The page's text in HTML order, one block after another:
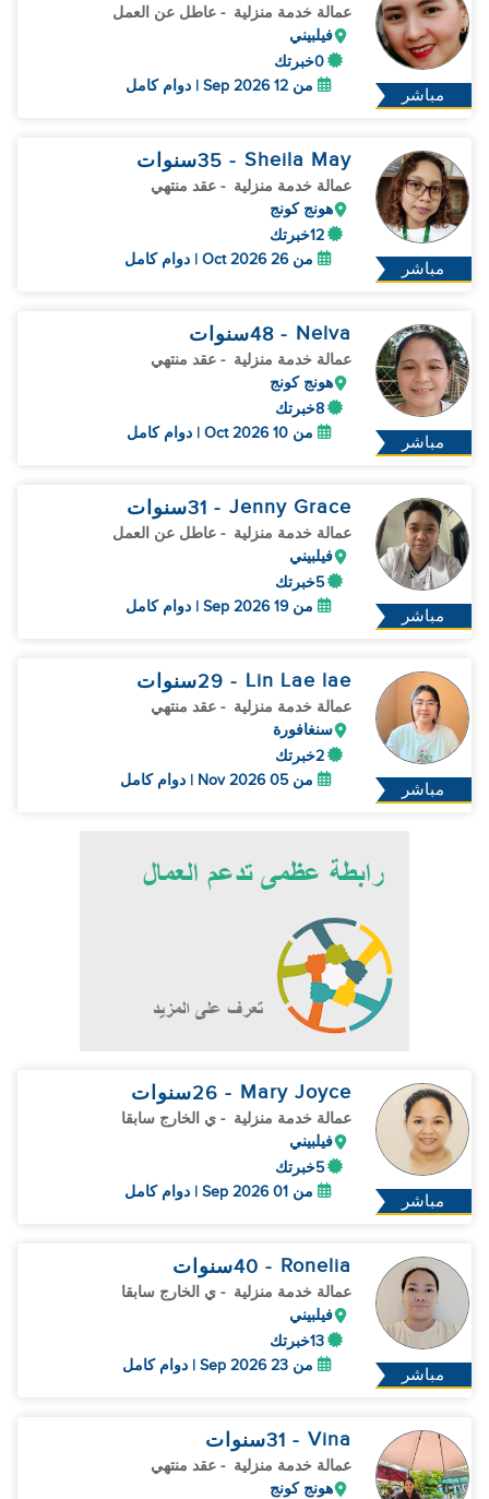
مباشر
عمالة خدمة منزلية - عاطل عن العمل
فيلبيني
0خبرتك
من 12 Sep 2026 | دوام كامل
مباشر
Sheila May
- 35 سنوات
عمالة خدمة منزلية - عقد منتهي
هونج كونج
12خبرتك
من 26 Oct 2026 | دوام كامل
مباشر
Nelva
- 48 سنوات
عمالة خدمة منزلية - عقد منتهي
هونج كونج
8خبرتك
من 10 Oct 2026 | دوام كامل
مباشر
Jenny Grace
- 31 سنوات
عمالة خدمة منزلية - عاطل عن العمل
فيلبيني
5خبرتك
من 19 Sep 2026 | دوام كامل
مباشر
Lin Lae lae
- 29 سنوات
عمالة خدمة منزلية - عقد منتهي
سنغافورة
2خبرتك
من 05 Nov 2026 | دوام كامل
مباشر
Mary Joyce
- 26 سنوات
عمالة خدمة منزلية - ي الخارج سابقا
فيلبيني
5خبرتك
من 01 Sep 2026 | دوام كامل
مباشر
Ronelia
- 40 سنوات
عمالة خدمة منزلية - ي الخارج سابقا
فيلبيني
13خبرتك
من 23 Sep 2026 | دوام كامل
Vina
- 31 سنوات
عمالة خدمة منزلية - عقد منتهي
هونج كونج